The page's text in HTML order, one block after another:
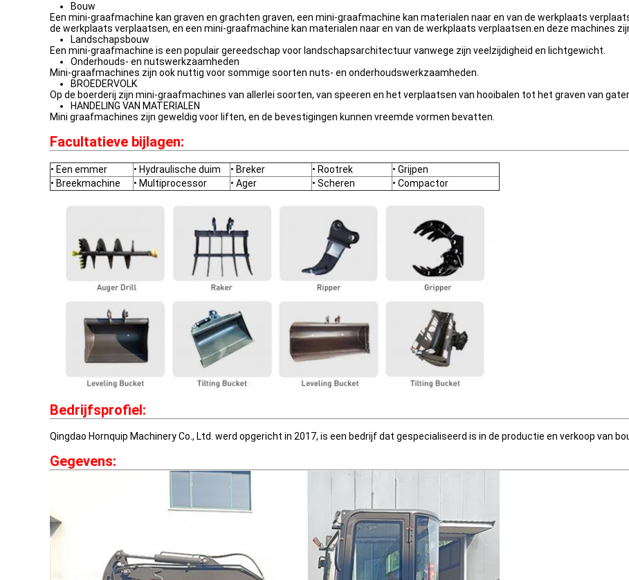
Bouw
Een mini-graafmachine kan graven en grachten graven, een mini-graafmachine kan materialen naar en van de werkplaats
de werkplaats verplaatsen, en een mini-graafmachine kan materialen naar en van de werkplaats verplaatsen.en deze machines
Landschapsbouw
Een mini-graafmachine is een populair gereedschap voor landschapsarchitectuur vanwege zijn veelzijdigheid en lichtgewicht.
Onderhouds- en nutswerkzaamheden
Mini-graafmachines zijn ook nuttig voor sommige soorten nuts- en onderhoudswerkzaamheden.
BROEDERVOLK
Op de boerderij zijn mini-graafmachines van allerlei soorten, van speeren en het verplaatsen van hooibalen tot het graven van
HANDELING VAN MATERIALEN
Mini graafmachines zijn geweldig voor liften, en de bevestigingen kunnen vreemde vormen bevatten.
Facultatieve bijlagen:
• Een emmer • Hydraulische duim • Breker • Rootrek
• Grijpen
• Breekmachine
• Multiprocessor • Ager • Scheren • Compactor
Bedrijfsprofiel:
Qingdao Hornquip Machinery Co., Ltd. werd opgericht in 2017, is een bedrijf dat gespecialiseerd is in de productie en verkoop van
Gegevens: